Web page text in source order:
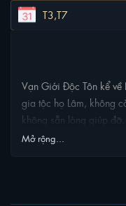
T3,T7
Vạn Giới Độc Tôn kể về
gia tộc họ Lâm, không
không sẵn lòng giúp
mạnh có được từ vùng
Mở rộng...